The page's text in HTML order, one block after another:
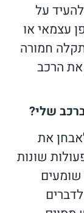
על
עצמאי או
חמורה
הרכב
שלי?
את
שונות